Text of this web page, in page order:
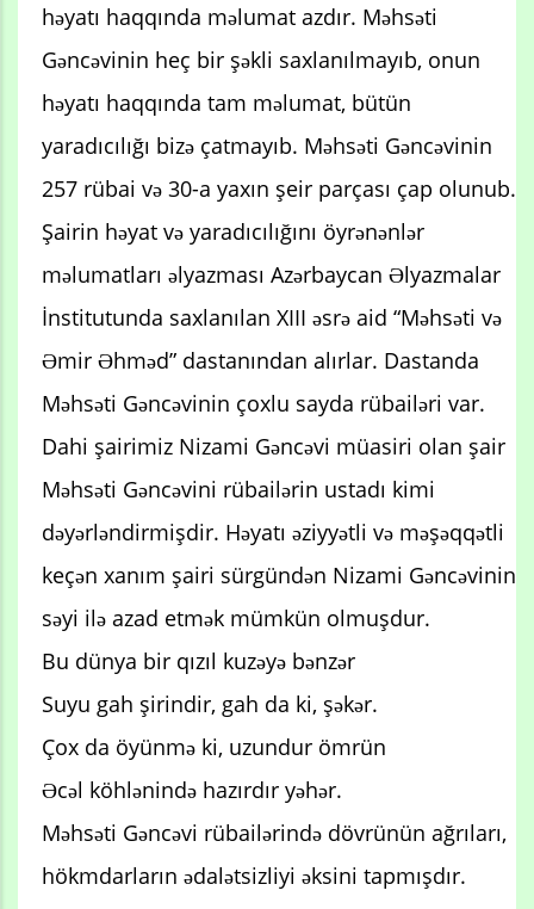
həyatı haqqında məlumat azdır. Məhsəti
Gəncəvinin heç bir şəkli saxlanılmayıb, onun
həyatı haqqında tam məlumat, bütün
yaradıcılığı bizə çatmayıb. Məhsəti Gəncəvinin
257 rübai və 30-a yaxın şeir parçası çap olunub.
Şairin həyat və yaradıcılığını öyrənənlər
məlumatları əlyazması Azərbaycan Əlyazmalar
İnstitutunda saxlanılan XIII əsrə aid “Məhsəti və
Əmir Əhməd” dastanından alırlar. Dastanda
Məhsəti Gəncəvinin çoxlu sayda rübailəri var.
Dahi şairimiz Nizami Gəncəvi müasiri olan şair
Məhsəti Gəncəvini rübailərin ustadı kimi
dəyərləndirmişdir. Həyatı əziyyətli və məşəqqətli
keçən xanım şairi sürgündən Nizami Gəncəvinin
səyi ilə azad etmək mümkün olmuşdur.
Bu dünya bir qızıl kuzəyə bənzər
Suyu gah şirindir, gah da ki, şəkər.
Çox da öyünmə ki, uzundur ömrün
Əcəl köhlənində hazırdır yəhər.
Məhsəti Gəncəvi rübailərində dövrünün ağrıları,
hökmdarların ədalətsizliyi əksini tapmışdır.